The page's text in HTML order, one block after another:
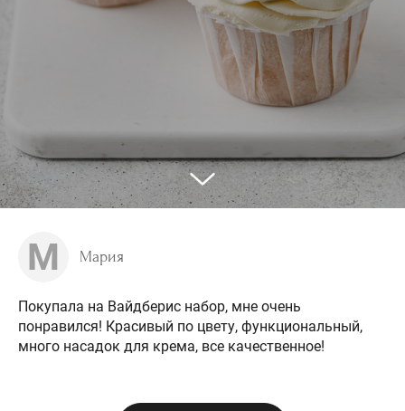
М Мария
Покупала на Вайдберис набор, мне очень
понравился! Красивый по цвету, функциональный,
много насадок для крема, все качественное!